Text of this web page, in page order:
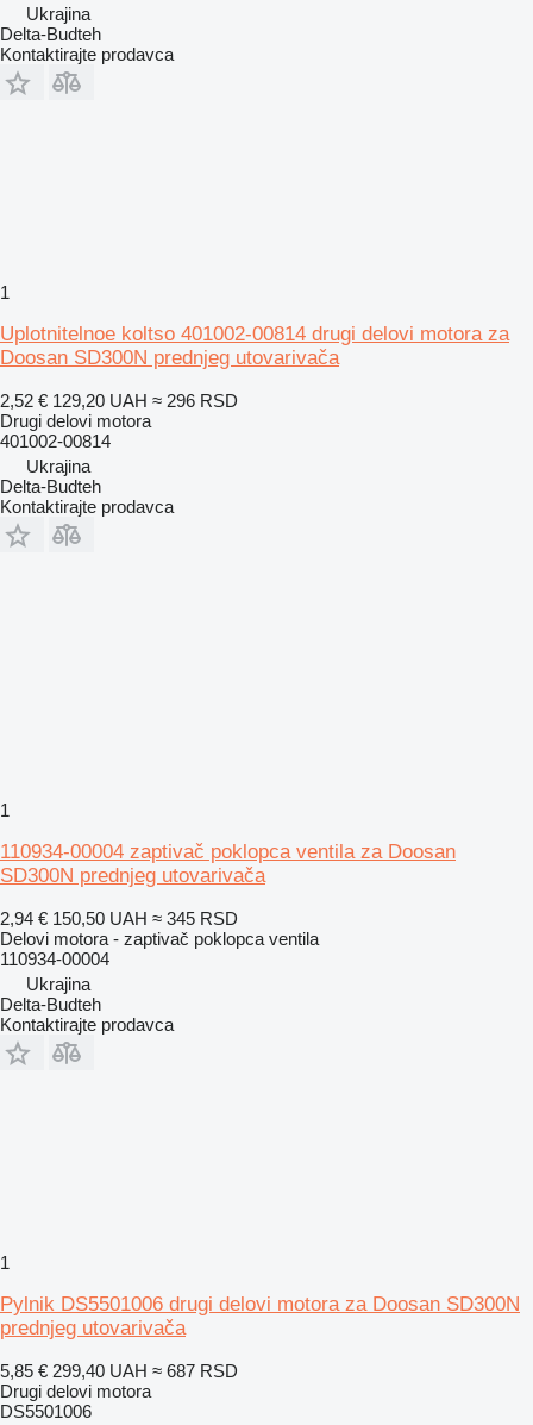
Ukrajina
Delta-Budteh
Kontaktirajte prodavca
1
Uplotnitelnoe koltso 401002-00814 drugi delovi motora za
Doosan SD300N prednjeg utovarivača
2,52 € 129,20 UAH ≈ 296 RSD
Drugi delovi motora
401002-00814
Ukrajina
Delta-Budteh
Kontaktirajte prodavca
1
110934-00004 zaptivač poklopca ventila za Doosan
SD300N prednjeg utovarivača
2,94 € 150,50 UAH ≈ 345 RSD
Delovi motora - zaptivač poklopca ventila
110934-00004
Ukrajina
Delta-Budteh
Kontaktirajte prodavca
1
Pylnik DS5501006 drugi delovi motora za Doosan SD300N
prednjeg utovarivača
5,85 € 299,40 UAH ≈ 687 RSD
Drugi delovi motora
DS5501006